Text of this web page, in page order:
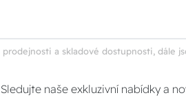
a skladové dostupnosti, dále
Sledujte naše exkluzivní nabídky a